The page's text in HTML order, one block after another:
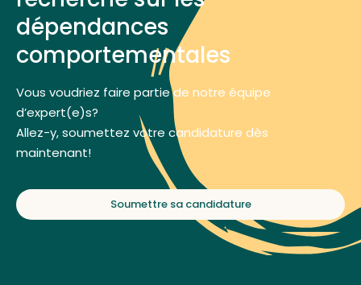
dépendances
comportementales
Vous voudriez faire partie de notre équipe
d’expert(e)s?
Allez-y, soumettez votre candidature dès
maintenant!
Soumettre sa candidature